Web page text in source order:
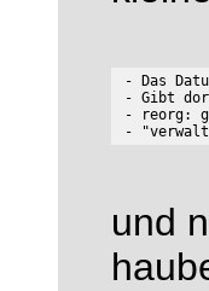
- Das
- Gibt
- reorg:
und